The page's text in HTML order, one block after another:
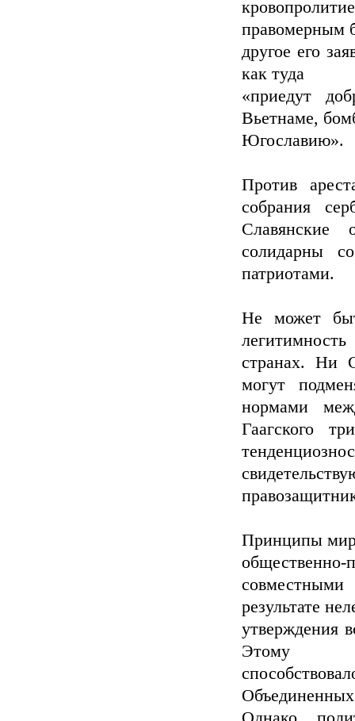
правомерным
другое его
как туда
«приедут
Вьетнаме,
Югославию».
Против
собрания
Славянские
солидарны
патриотами.
Не может
странах. Ни
могут
нормами
Гаагского
Принципы
результате
утверждения
Этому